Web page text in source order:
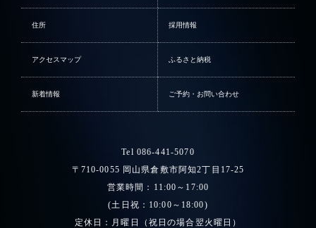
住所 採用情報
アクセスマップ ふるさと納税
新着情報 ご予約・お問い合わせ
Tel 086-441-5070
〒710-0055 岡山県倉敷市阿知2丁目17-25
営業時間：11:00～17:00
(土日祝：10:00～18:00)
定休日：月曜日（祝日の場合翌火曜日）